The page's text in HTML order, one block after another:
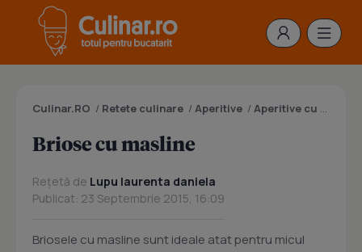
Culinar.RO / Retete culinare / Aperitive / Aperitive cu branza
Briose cu masline
Rețetă de Lupu laurenta daniela
Publicat: 23 Septembrie 2015, 16:09
Briosele cu masline sunt ideale atat pentru micul